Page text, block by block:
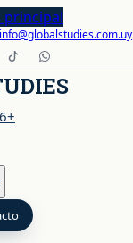
principal
info@globalstudies.com.uy